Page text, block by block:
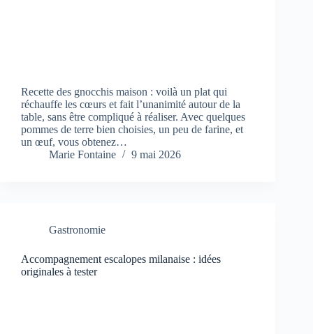
Recette des gnocchis maison : voilà un plat qui
réchauffe les cœurs et fait l’unanimité autour de la
table, sans être compliqué à réaliser. Avec quelques
pommes de terre bien choisies, un peu de farine, et
un œuf, vous obtenez…
Marie Fontaine
9 mai 2026
Gastronomie
Accompagnement escalopes milanaise : idées
originales à tester